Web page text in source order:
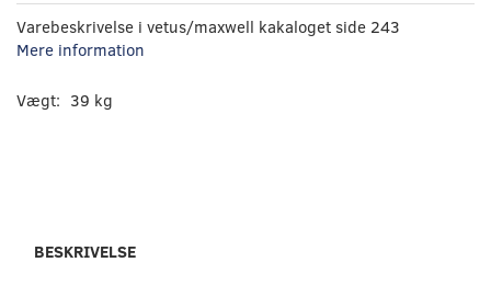
Varebeskrivelse i vetus/maxwell kakaloget side 243
Mere information
Vægt: 39 kg
BESKRIVELSE